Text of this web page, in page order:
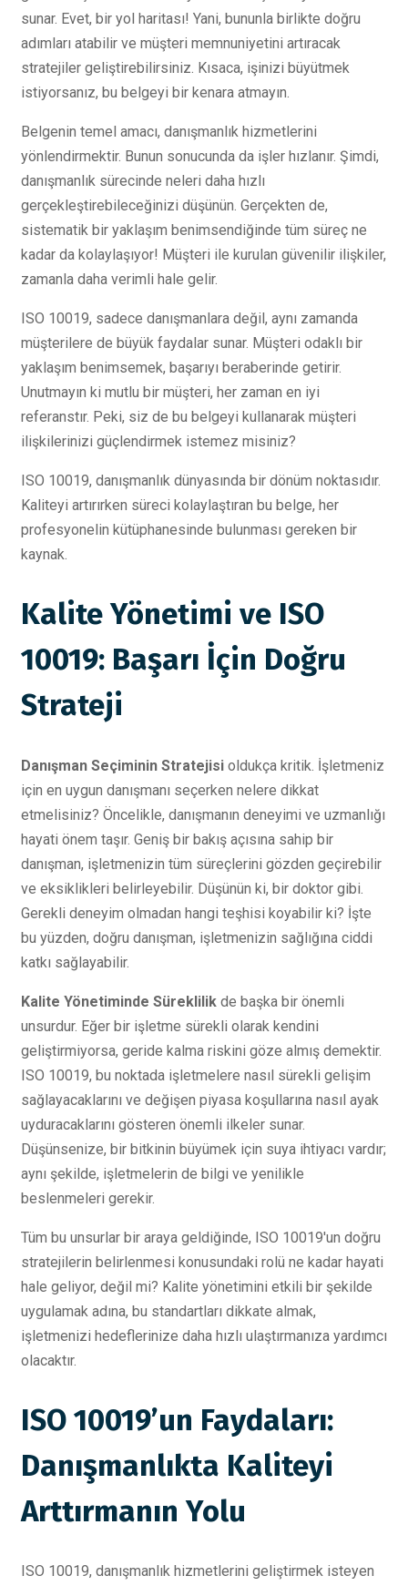
sunar. Evet, bir yol haritası! Yani, bununla birlikte doğru
adımları atabilir ve müşteri memnuniyetini artıracak
stratejiler geliştirebilirsiniz. Kısaca, işinizi büyütmek
istiyorsanız, bu belgeyi bir kenara atmayın.
Belgenin temel amacı, danışmanlık hizmetlerini
yönlendirmektir. Bunun sonucunda da işler hızlanır. Şimdi,
danışmanlık sürecinde neleri daha hızlı
gerçekleştirebileceğinizi düşünün. Gerçekten de,
sistematik bir yaklaşım benimsendiğinde tüm süreç ne
kadar da kolaylaşıyor! Müşteri ile kurulan güvenilir ilişkiler,
zamanla daha verimli hale gelir.
ISO 10019, sadece danışmanlara değil, aynı zamanda
müşterilere de büyük faydalar sunar. Müşteri odaklı bir
yaklaşım benimsemek, başarıyı beraberinde getirir.
Unutmayın ki mutlu bir müşteri, her zaman en iyi
referanstır. Peki, siz de bu belgeyi kullanarak müşteri
ilişkilerinizi güçlendirmek istemez misiniz?
ISO 10019, danışmanlık dünyasında bir dönüm noktasıdır.
Kaliteyi artırırken süreci kolaylaştıran bu belge, her
profesyonelin kütüphanesinde bulunması gereken bir
kaynak.
Kalite Yönetimi ve ISO
10019: Başarı İçin Doğru
Strateji
Danışman Seçiminin Stratejisi oldukça kritik. İşletmeniz
için en uygun danışmanı seçerken nelere dikkat
etmelisiniz? Öncelikle, danışmanın deneyimi ve uzmanlığı
hayati önem taşır. Geniş bir bakış açısına sahip bir
danışman, işletmenizin tüm süreçlerini gözden geçirebilir
ve eksiklikleri belirleyebilir. Düşünün ki, bir doktor gibi.
Gerekli deneyim olmadan hangi teşhisi koyabilir ki? İşte
bu yüzden, doğru danışman, işletmenizin sağlığına ciddi
katkı sağlayabilir.
Kalite Yönetiminde Süreklilik de başka bir önemli
unsurdur. Eğer bir işletme sürekli olarak kendini
geliştirmiyorsa, geride kalma riskini göze almış demektir.
ISO 10019, bu noktada işletmelere nasıl sürekli gelişim
sağlayacaklarını ve değişen piyasa koşullarına nasıl ayak
uyduracaklarını gösteren önemli ilkeler sunar.
Düşünsenize, bir bitkinin büyümek için suya ihtiyacı vardır;
aynı şekilde, işletmelerin de bilgi ve yenilikle
beslenmeleri gerekir.
Tüm bu unsurlar bir araya geldiğinde, ISO 10019'un doğru
stratejilerin belirlenmesi konusundaki rolü ne kadar hayati
hale geliyor, değil mi? Kalite yönetimini etkili bir şekilde
uygulamak adına, bu standartları dikkate almak,
işletmenizi hedeflerinize daha hızlı ulaştırmanıza yardımcı
olacaktır.
ISO 10019’un Faydaları:
Danışmanlıkta Kaliteyi
Arttırmanın Yolu
ISO 10019, danışmanlık hizmetlerini geliştirmek isteyen